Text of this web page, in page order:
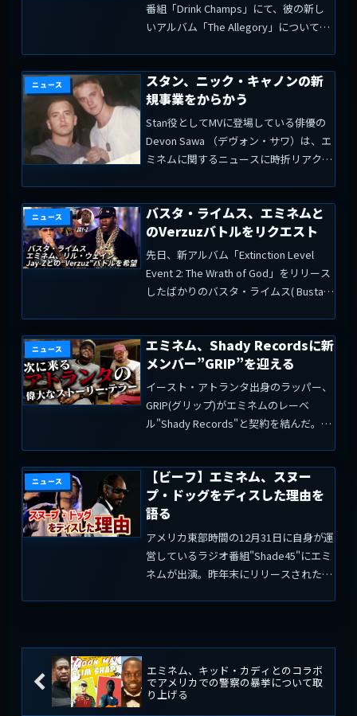
番組「Drink Champs」にて、彼の新し
いアルバム「The Allegory」について語
うやら、彼らは何度かス...
ニュース
スタン、ニック・キャノンの新
規事業をからかう
Stan役としてMVに登場している俳優の
Devon Sawa （デヴォン・サワ）は、エ
ミネムに関するニュースに時折リアクシ
(完全菜食主義)をオープンしたニュース
をリポ...
ニュース
バスタ・ライムス、エミネムと
のVerzuzバトルをリクエスト
先日、新アルバム「Extinction Level
Event 2: The Wrath of God」をリリース
したばかりのバスタ・ライムス( Busta
ニュース
エミネム、Shady Recordsに新
メンバー”GRIP”を迎える
イースト・アトランタ出身のラッパー、
GRIP(グリップ)がエミネムのレーベ
ル"Shady Records"と契約を結んだ。こ
開し、契約を結んだことを示す握手の絵
文字を添...
ニュース
【ビーフ】エミネム、スヌー
プ・ドッグをディスした理由を
語る
アメリカ東部時間の12月31日に自身が運
営しているラジオ番組"Shade45"にエミ
ネムが出演。昨年末にリリースされたア
エミネム、キッド・カディとのコラボ
でアメリカでの警察の暴挙について取
り上げる